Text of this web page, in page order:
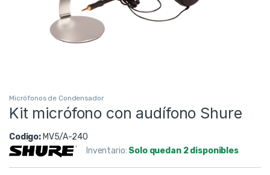
Micrófonos de Condensador
Kit micrófono con audífono Shure
Codigo: MV5/A-240
Inventario: Solo quedan 2 disponibles